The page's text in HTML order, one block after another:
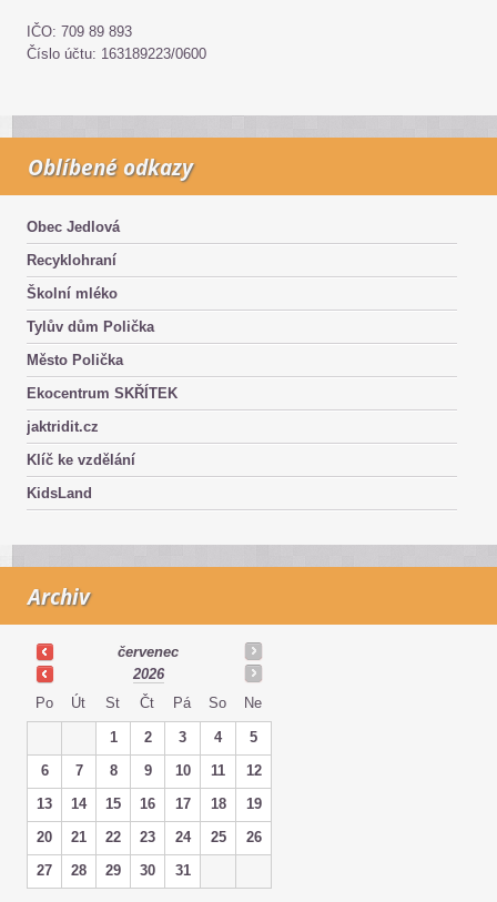
IČO: 709 89 893
Číslo účtu: 163189223/0600
Oblíbené odkazy
Obec Jedlová
Recyklohraní
Školní mléko
Tylův dům Polička
Město Polička
Ekocentrum SKŘÍTEK
jaktridit.cz
Klíč ke vzdělání
KidsLand
Archiv
červenec
2026
Po
Út St Čt Pá So Ne
1 2 3 4
5
6
7 8 9 10 11
12
13
14 15 16 17 18
19
20
21 22 23 24 25
26
27
28 29 30 31